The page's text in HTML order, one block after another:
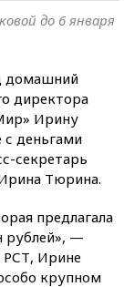
до 6 января
домашний
директора
Ирину
деньгами
секретарь
Тюрина.
предлагала
рублей», —
РСТ, Ирине
крупном